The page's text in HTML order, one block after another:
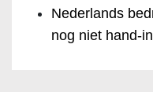
Nederlands
nog niet hand-